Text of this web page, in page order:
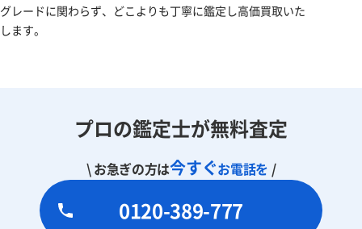
グレードに関わらず、どこよりも丁寧に鑑定し高価買取いた
します。
プロの鑑定士が無料査定
\ お急ぎの方は今すぐお電話を /
0120-389-777